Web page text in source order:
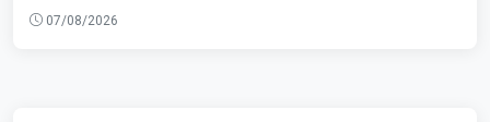
07/08/2026